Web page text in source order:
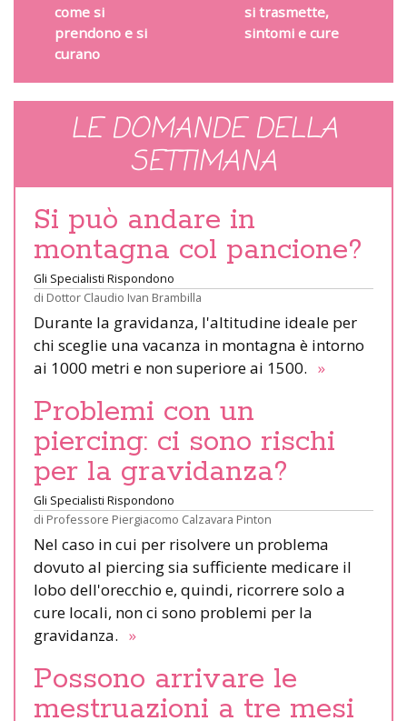
come si
prendono e si
curano
si trasmette,
sintomi e cure
LE DOMANDE DELLA
SETTIMANA
Si può andare in
montagna col pancione?
Gli Specialisti Rispondono
di Dottor Claudio Ivan Brambilla
Durante la gravidanza, l'altitudine ideale per
chi sceglie una vacanza in montagna è intorno
ai 1000 metri e non superiore ai 1500. »
Problemi con un
piercing: ci sono rischi
per la gravidanza?
Gli Specialisti Rispondono
di Professore Piergiacomo Calzavara Pinton
Nel caso in cui per risolvere un problema
dovuto al piercing sia sufficiente medicare il
lobo dell'orecchio e, quindi, ricorrere solo a
cure locali, non ci sono problemi per la
gravidanza. »
Possono arrivare le
mestruazioni a tre mesi